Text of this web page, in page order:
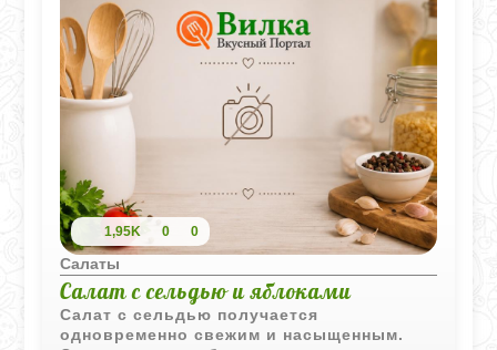
1,95K 0 0
Салаты
Салат с сельдью и яблоками
Салат с сельдью получается
одновременно свежим и насыщенным.